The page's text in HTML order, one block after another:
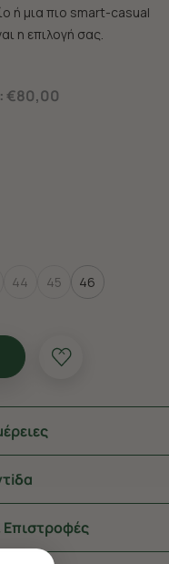
ή μια πιο smart-casual
η επιλογή σας.
€80,00
44 45 46